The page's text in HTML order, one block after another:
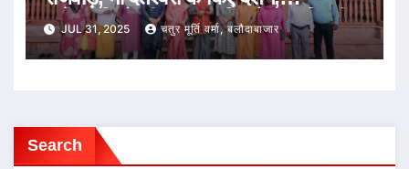
प्रदेशवासियों की सुख-समृद्धि और प्रगति की
कामना की
JUL 31, 2025 चतुर मूर्ति वर्मा, बलौदाबाजार
Search